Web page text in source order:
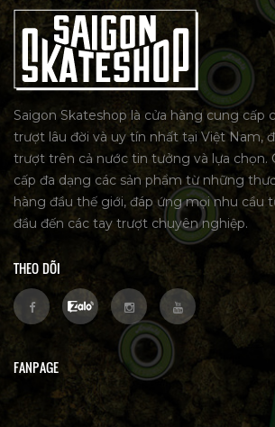
Saigon Skateshop là cửa hàng cung cấp
trượt lâu đời và uy tín nhất tại Việt Nam,
trượt trên cả nước tin tưởng và lựa chọn.
cấp đa dạng các sản phẩm từ những
hàng đầu thế giới, đáp ứng mọi nhu cầu
đầu đến các tay trượt chuyên nghiệp.
THEO DÕI
FANPAGE